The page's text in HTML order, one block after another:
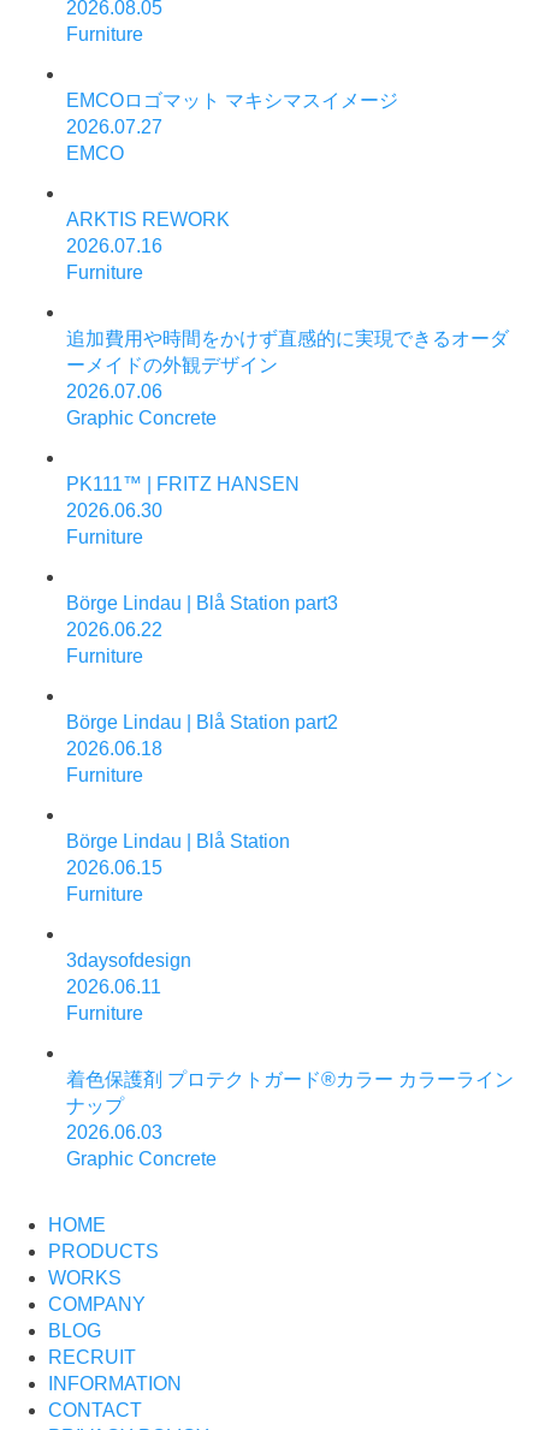
2026.08.05
Furniture
EMCOロゴマット マキシマスイメージ
2026.07.27
EMCO
ARKTIS REWORK
2026.07.16
Furniture
追加費用や時間をかけず直感的に実現できるオーダ
ーメイドの外観デザイン
2026.07.06
Graphic Concrete
PK111™ | FRITZ HANSEN
2026.06.30
Furniture
Börge Lindau | Blå Station part3
2026.06.22
Furniture
Börge Lindau | Blå Station part2
2026.06.18
Furniture
Börge Lindau | Blå Station
2026.06.15
Furniture
3daysofdesign
2026.06.11
Furniture
着色保護剤 プロテクトガード®カラー カラーライン
ナップ
2026.06.03
Graphic Concrete
HOME
PRODUCTS
WORKS
COMPANY
BLOG
RECRUIT
INFORMATION
CONTACT